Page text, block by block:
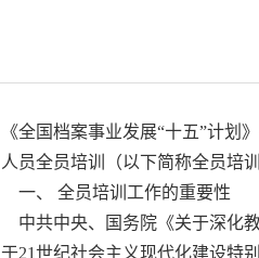
《全国档案事业发展“十五”计
人员全员培训（以下简称全员培
一、 全员培训工作的重要性
中共中央、国务院《关于深化
于21世纪社会主义现代化建设特